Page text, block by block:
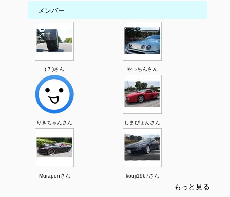
メンバー
( 7 )さん やっちんさん
りきちゃんさん しまぴょんさん
Muraponさん kouji1967さん
もっと見る